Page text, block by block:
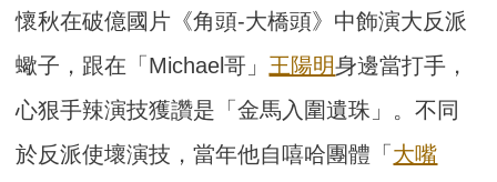
懷秋在破億國片《角頭-大橋頭》中飾演大反派
蠍子，跟在「Michael哥」 王陽明身邊當打手，
心狠手辣演技獲讚是「金馬入圍遺珠」。不同
於反派使壞演技，當年他自嘻哈團體「 大嘴